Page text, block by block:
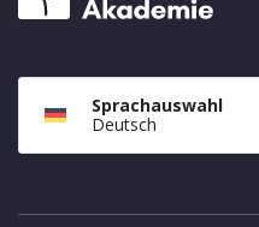
Sprachauswahl
Deutsch